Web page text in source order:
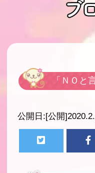
「ＮＯと
公開日:[公開